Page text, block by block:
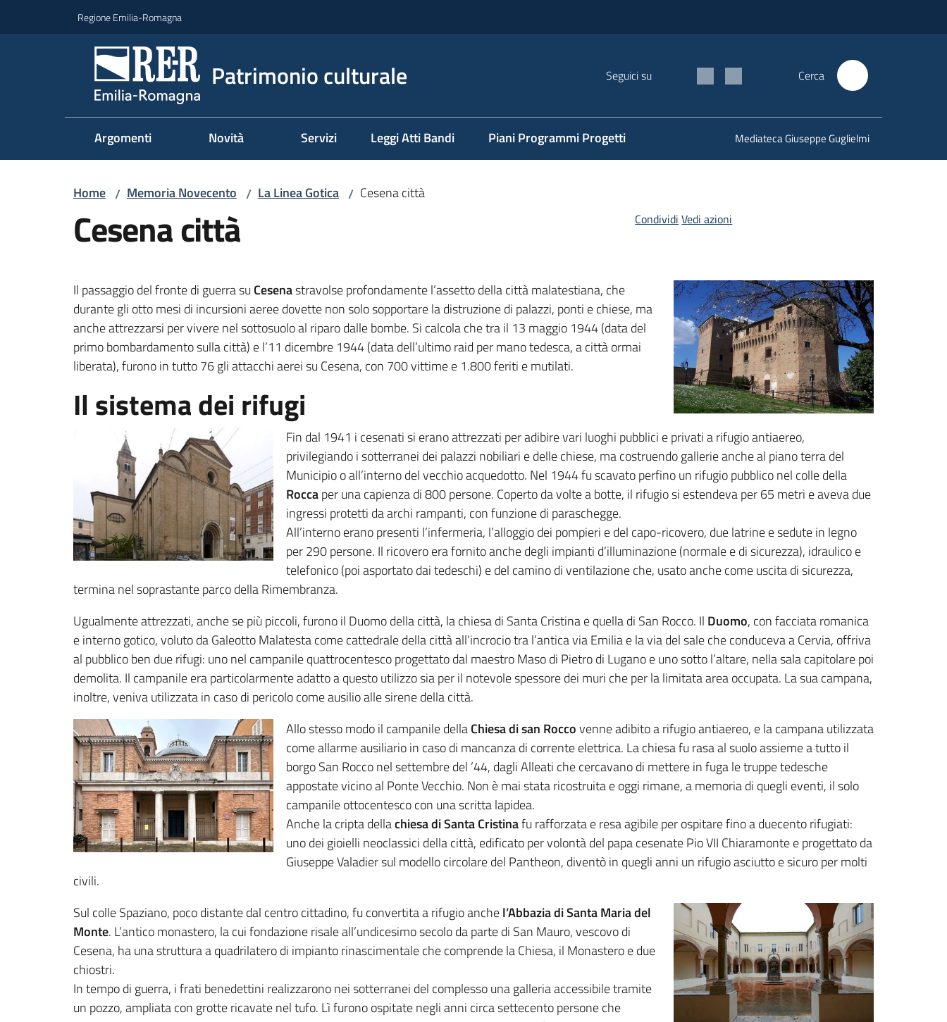
Regione Emilia-Romagna
Patrimonio culturale Seguici su Cerca
Argomenti Novità Servizi Leggi Atti Bandi Piani Programmi Progetti Mediateca Giuseppe Guglielmi
Home / Memoria Novecento / La Linea Gotica / Cesena città
Cesena città Condividi Vedi azioni
Il passaggio del fronte di guerra su Cesenastravolse profondamente l’assetto della città malatestiana, che
durante gli otto mesi di incursioni aeree dovette non solo sopportare la distruzione di palazzi, ponti e chiese, ma
anche attrezzarsi per vivere nel sottosuolo al riparo dalle bombe. Si calcola che tra il 13 maggio 1944 (data del
primo bombardamento sulla città) e l’11 dicembre 1944 (data dell’ultimo raid per mano tedesca, a città ormai
liberata), furono in tutto 76 gli attacchi aerei su Cesena, con 700 vittime e 1.800 feriti e mutilati.
Il sistema dei rifugi
Fin dal 1941 i cesenati si erano attrezzati per adibire vari luoghi pubblici e privati a rifugio antiaereo,
privilegiando i sotterranei dei palazzi nobiliari e delle chiese, ma costruendo gallerie anche al piano terra del
Municipio o all’interno del vecchio acquedotto. Nel 1944 fu scavato perfino un rifugio pubblico nel colle della
Roccaper una capienza di 800 persone. Coperto da volte a botte, il rifugio si estendeva per 65 metri e aveva due
ingressi protetti da archi rampanti, con funzione di paraschegge.
All’interno erano presenti l’infermeria, l’alloggio dei pompieri e del capo-ricovero, due latrine e sedute in legno
per 290 persone. Il ricovero era fornito anche degli impianti d’illuminazione (normale e di sicurezza), idraulico e
telefonico (poi asportato dai tedeschi) e del camino di ventilazione che, usato anche come uscita di sicurezza,
termina nel soprastante parco della Rimembranza.
Ugualmente attrezzati, anche se più piccoli, furono il Duomo della città, la chiesa di Santa Cristina e quella di San Rocco. Il Duomo, con facciata romanica
e interno gotico, voluto da Galeotto Malatesta come cattedrale della città all’incrocio tra l’antica via Emilia e la via del sale che conduceva a Cervia, offriva
al pubblico ben due rifugi: uno nel campanile quattrocentesco progettato dal maestro Maso di Pietro di Lugano e uno sotto l’altare, nella sala capitolare poi
demolita. Il campanile era particolarmente adatto a questo utilizzo sia per il notevole spessore dei muri che per la limitata area occupata. La sua campana,
inoltre, veniva utilizzata in caso di pericolo come ausilio alle sirene della città.
Allo stesso modo il campanile dellaChiesa di san Roccovenne adibito a rifugio antiaereo, e la campana utilizzata
come allarme ausiliario in caso di mancanza di corrente elettrica. La chiesa fu rasa al suolo assieme a tutto il
borgo San Rocco nel settembre del ’44, dagli Alleati che cercavano di mettere in fuga le truppe tedesche
appostate vicino al Ponte Vecchio. Non è mai stata ricostruita e oggi rimane, a memoria di quegli eventi, il solo
campanile ottocentesco con una scritta lapidea.
Anche la cripta dellachiesa di Santa Cristinafu rafforzata e resa agibile per ospitare fino a duecento rifugiati:
uno dei gioielli neoclassici della città, edificato per volontà del papa cesenate Pio VII Chiaramonte e progettato da
Giuseppe Valadier sul modello circolare del Pantheon, diventò in quegli anni un rifugio asciutto e sicuro per molti
civili.
Sul colle Spaziano, poco distante dal centro cittadino, fu convertita a rifugio anchel’Abbazia di Santa Maria del
Monte. L’antico monastero, la cui fondazione risale all’undicesimo secolo da parte di San Mauro, vescovo di
Cesena, ha una struttura a quadrilatero di impianto rinascimentale che comprende la Chiesa, il Monastero e due
chiostri.
In tempo di guerra, i frati benedettini realizzarono nei sotterranei del complesso una galleria accessibile tramite
un pozzo, ampliata con grotte ricavate nel tufo. Lì furono ospitate negli anni circa settecento persone che